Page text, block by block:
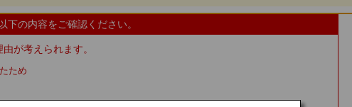
以下の内容をご確認ください。
が考えられます。
ため